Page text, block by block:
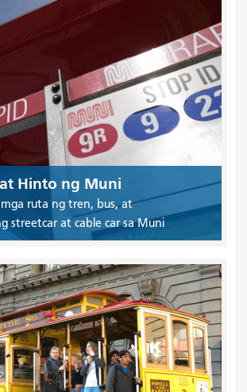
Hinto ng Muni
ruta ng tren, bus, at
streetcar at cable car sa Muni